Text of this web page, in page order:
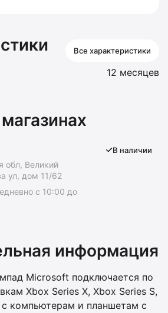
Все характеристики
12 месяцев
обл, Великий
ул, дом 11/62
с 10:00 до
В наличии
информация
Microsoft подключается по
Xbox Series X, Xbox Series S,
компьютерам и планшетам с